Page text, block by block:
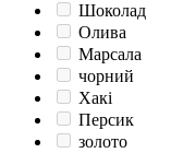
Шоколад
Олива
Марсала
чорний
Хакі
Персик
золото